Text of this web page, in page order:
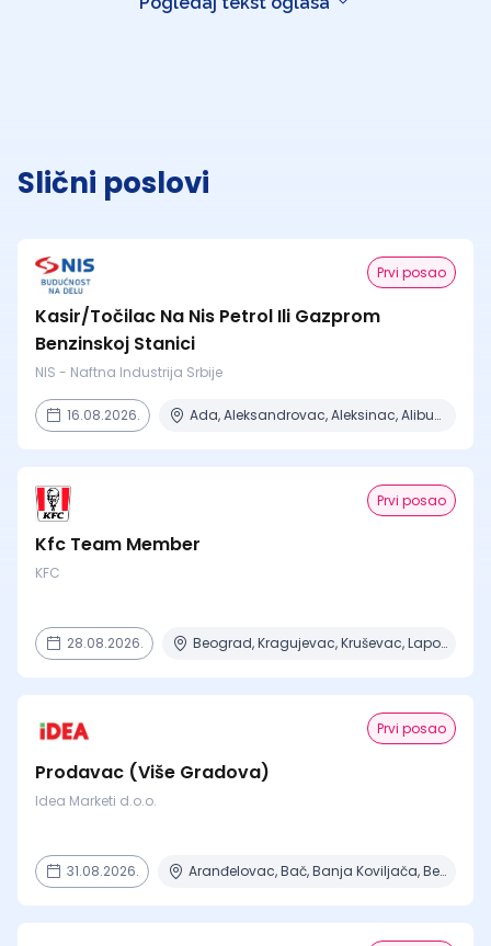
Slični poslovi
Prvi posao
Kasir/Točilac Na Nis Petrol Ili Gazprom
Benzinskoj Stanici
NIS - Naftna Industrija Srbije
16.08.2026. Ada, Aleksandrovac, Aleksinac, Alibunar, Apatin + 206 mesta
Prvi posao
Kfc Team Member
KFC
28.08.2026. Beograd, Kragujevac, Kruševac, Lapovo, Niš + 4 mesta
Prvi posao
Prodavac (Više Gradova)
Idea Marketi d.o.o.
31.08.2026. Aranđelovac, Bač, Banja Koviljača, Beograd, Boljevac + 16 mesta